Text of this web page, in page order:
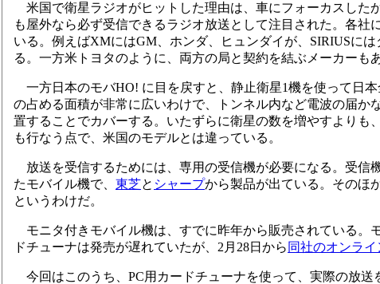
米国で衛星ラジオがヒットした理由は、車にフォーカスした
も屋外なら必ず受信できるラジオ放送として注目された。各
いる。例えばXMにはGM、ホンダ、ヒュンダイが、SIRIUSに
る。一方米トヨタのように、両方の局と契約を結ぶメーカーもあ
一方日本のモバHO! に目を戻すと、静止衛星1機を使って日
の占める面積が非常に広いわけで、トンネル内など電波の届か
置することでカバーする。いたずらに衛星の数を増やすよりも
も行なう点で、米国のモデルとは違っている。
放送を受信するためには、専用の受信機が必要になる。受信
たモバイル機で、 東芝と シャープから製品が出ている。そのほ
というわけだ。
モニタ付きモバイル機は、すでに昨年から販売されている。
ドチューナは発売が遅れていたが、2月28日から 同社のオンラ
今回はこのうち、PC用カードチューナを使って、実際の放